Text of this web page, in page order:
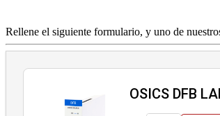
Cómo
comprar
Recursos
Iniciar
sesión
Rellene el siguiente formulario, y uno de
OSICS DFB